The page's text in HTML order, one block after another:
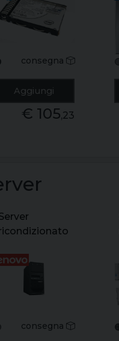
2.5
s + caddy
001
consegna
Aggiungi
€ 105,23
grado
consegna